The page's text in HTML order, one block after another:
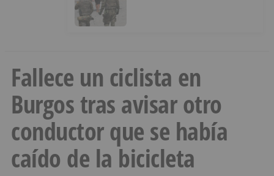
Fallece un ciclista en
Burgos tras avisar otro
conductor que se había
caído de la bicicleta